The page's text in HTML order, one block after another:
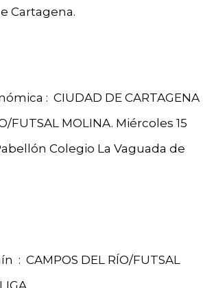
Cartagena.
: CIUDAD DE CARTAGENA
FUTSAL MOLINA. Miércoles 15
Colegio La Vaguada de
DEL RÍO/FUTSAL